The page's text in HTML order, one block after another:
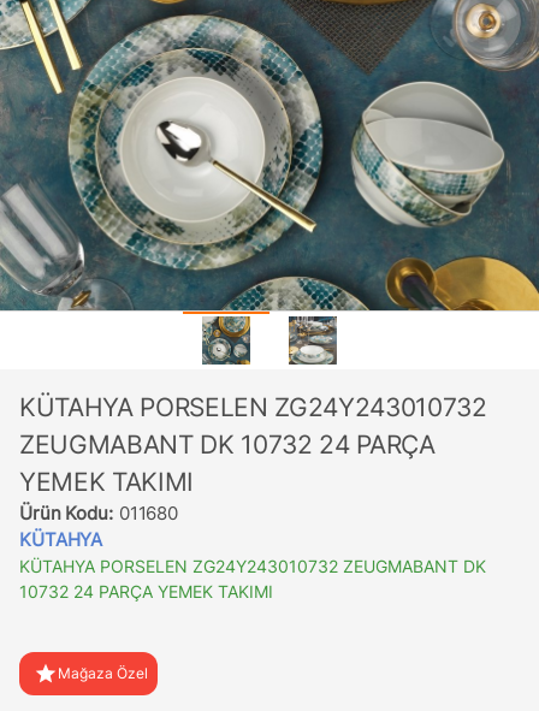
KÜTAHYA PORSELEN ZG24Y243010732
ZEUGMABANT DK 10732 24 PARÇA
YEMEK TAKIMI
Ürün Kodu: 011680
KÜTAHYA
KÜTAHYA PORSELEN ZG24Y243010732 ZEUGMABANT DK
10732 24 PARÇA YEMEK TAKIMI
star Mağaza Özel